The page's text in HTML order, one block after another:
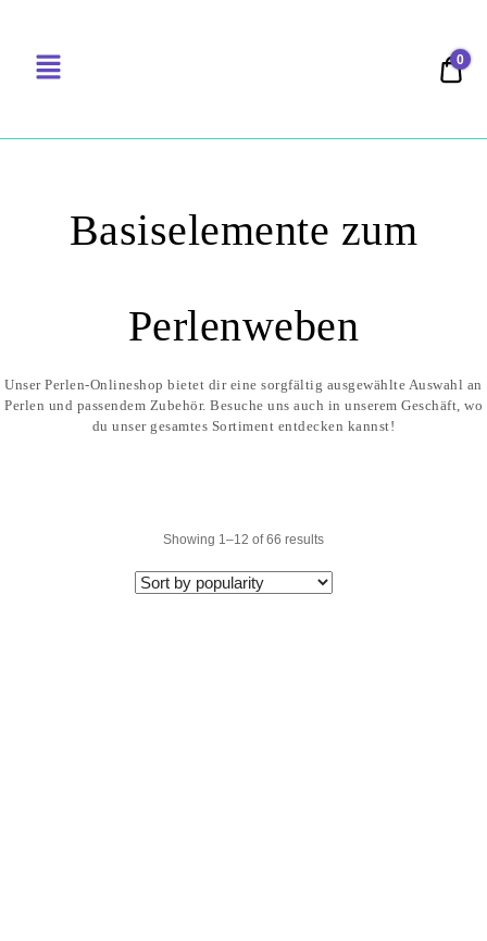
0
Basiselemente zum
Perlenweben
Showing 1–12 of 66 results